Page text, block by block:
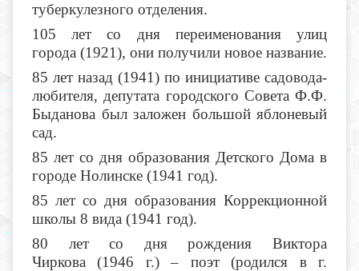
туберкулезного отделения.
105 лет со дня переименования улиц
города (1921), они получили новое название.
85 лет назад (1941) по инициативе садовода-
любителя, депутата городского Совета Ф.Ф.
Быданова был заложен большой яблоневый
сад.
85 лет со дня образования Детского Дома в
городе Нолинске (1941 год).
85 лет со дня образования Коррекционной
школы 8 вида (1941 год).
80 лет со дня рождения Виктора
Чиркова (1946 г.) – поэт (родился в г.